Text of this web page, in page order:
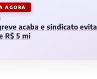
AGORA
acaba e sindicato evita
R$ 5 mi